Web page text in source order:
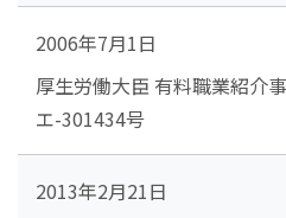
2006年7月1日
厚生労働大臣 有料職業紹介
エ-301434号
2013年2月21日